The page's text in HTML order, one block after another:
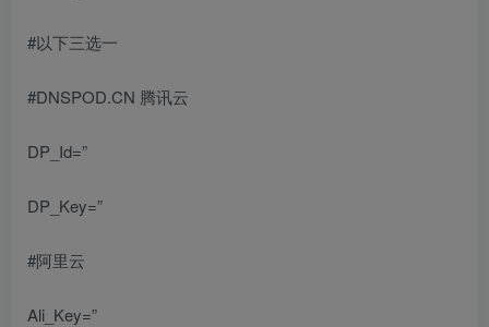
#以下三选一
#DNSPOD.CN 腾讯云
DP_Id=”
DP_Key=”
#阿里云
Ali_Key=”